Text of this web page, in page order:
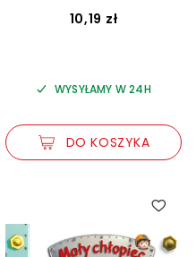
10,19 zł
WYSYŁAMY W 24H
DO KOSZYKA